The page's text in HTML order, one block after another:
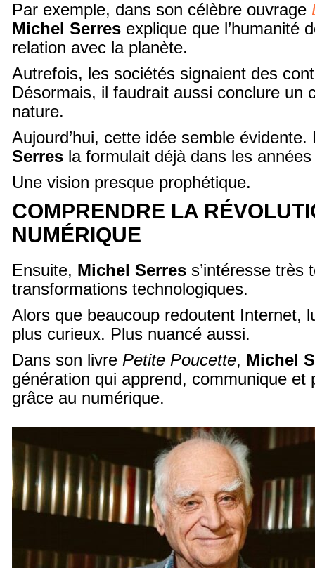
Par exemple, dans son célèbre ouvrage
Michel Serres explique que l’humanité
relation avec la planète.
Autrefois, les sociétés signaient des
Désormais, il faudrait aussi conclure un
nature.
Aujourd’hui, cette idée semble
Serres la formulait déjà dans les
Une vision presque prophétique.
COMPRENDRE LA
NUMÉRIQUE
Ensuite, Michel Serres s’intéresse très
transformations technologiques.
Alors que beaucoup redoutent Internet,
plus curieux. Plus nuancé aussi.
Dans son livre Petite Poucette, Michel
génération qui apprend, communique et
grâce au numérique.